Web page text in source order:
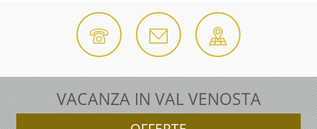
VACANZA IN VAL VENOSTA